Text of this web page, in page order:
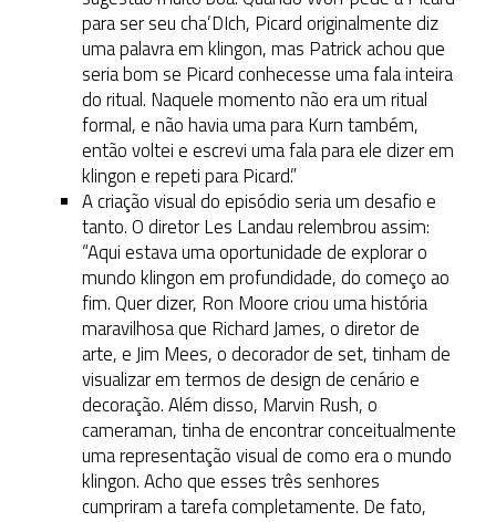
para ser seu cha’DIch, Picard originalmente diz
uma palavra em klingon, mas Patrick achou que
seria bom se Picard conhecesse uma fala inteira
do ritual. Naquele momento não era um ritual
formal, e não havia uma para Kurn também,
então voltei e escrevi uma fala para ele dizer em
klingon e repeti para Picard.”
A criação visual do episódio seria um desafio e
tanto. O diretor Les Landau relembrou assim:
“Aqui estava uma oportunidade de explorar o
mundo klingon em profundidade, do começo ao
fim. Quer dizer, Ron Moore criou uma história
maravilhosa que Richard James, o diretor de
arte, e Jim Mees, o decorador de set, tinham de
visualizar em termos de design de cenário e
decoração. Além disso, Marvin Rush, o
cameraman, tinha de encontrar conceitualmente
uma representação visual de como era o mundo
klingon. Acho que esses três senhores
cumpriram a tarefa completamente. De fato,